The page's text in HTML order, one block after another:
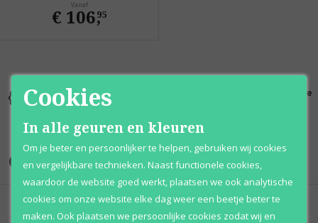
Vanaf
€ 106,
95
Kortingen
tot wel 70%
100% originele
Onze merken
Cookies
In alle geuren en kleuren
Om je beter en persoonlijker te helpen, gebruiken wij cookies
en vergelijkbare technieken. Naast functionele cookies,
waardoor de website goed werkt, plaatsen we ook analytische
cookies om onze website elke dag weer een beetje beter te
maken. Ook plaatsen we persoonlijke cookies zodat wij en